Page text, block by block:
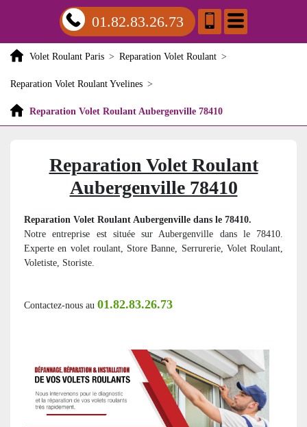
01.82.83.26.73
Volet Roulant Paris > Reparation Volet Roulant >
Reparation Volet Roulant Yvelines >
Reparation Volet Roulant Aubergenville 78410
Reparation Volet Roulant
Aubergenville 78410
Reparation Volet Roulant Aubergenville dans le 78410.
Notre entreprise est située sur Aubergenville dans le 78410.
Experte en volet roulant, Store Banne, Serrurerie, Volet Roulant,
Voletiste, Storiste.
Contactez-nous au 01.82.83.26.73